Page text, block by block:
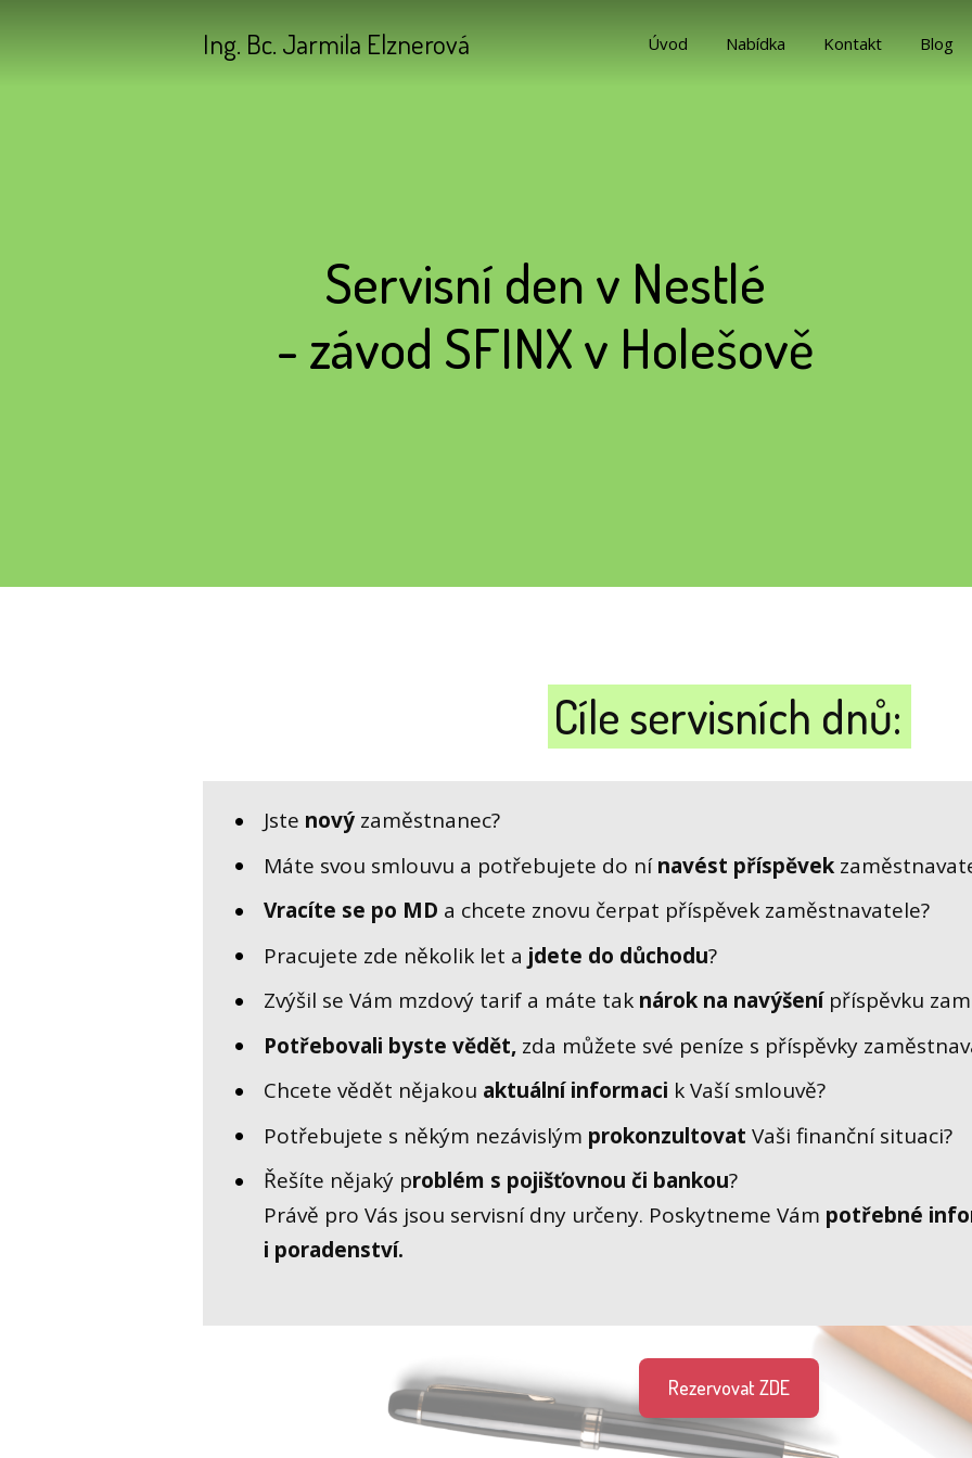
Ing. Bc. Jarmila Elznerová Úvod Nabídka Kontakt Blog
Servisní den v Nestlé
- závod SFINX v Holešově
Cíle servisních dnů:
Jste novýzaměstnanec?
Máte svou smlouvu a potřebujete do nínavést příspěvek
Vracíte se po MD a chcete znovu čerpat příspěvek zaměstnavatele?
Pracujete zde několik let a jdete do důchodu?
Zvýšil se Vám mzdový tarif a máte tak nárok na navýšenípříspěvku
Potřebovali byste vědět,zda můžete své peníze s příspěvky
Chcete vědět nějakou aktuální informaci k Vaší smlouvě?
Potřebujete s někým nezávislým prokonzultovat Vaši finanční situaci?
Řešíte nějaký problém s pojišťovnou či bankou?
Právě pro Vás jsou servisní dny určeny. Poskytneme Vám potřebné
i poradenství.
Rezervovat ZDE